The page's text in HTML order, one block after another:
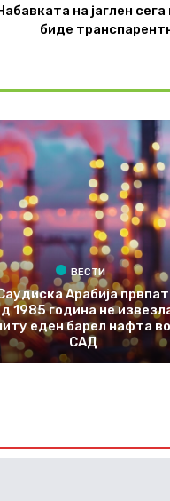
на јаглен сега
биде
ВЕСТИ
Арабија првпат
1985 година не
еден барел нафта
САД